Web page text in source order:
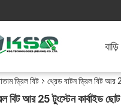
বাড়ি
ড্রিল বিট থ্রেড বাটন ড্রিল বিট আর
বিট আর 25 টুংস্টেন কার্বাইড